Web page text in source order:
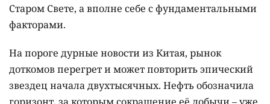
Старом Свете, а вполне себе с фундаментальными
факторами.
На пороге дурные новости из Китая, рынок
доткомов перегрет и может повторить эпический
звездец начала двухтысячных. Нефть обозначила